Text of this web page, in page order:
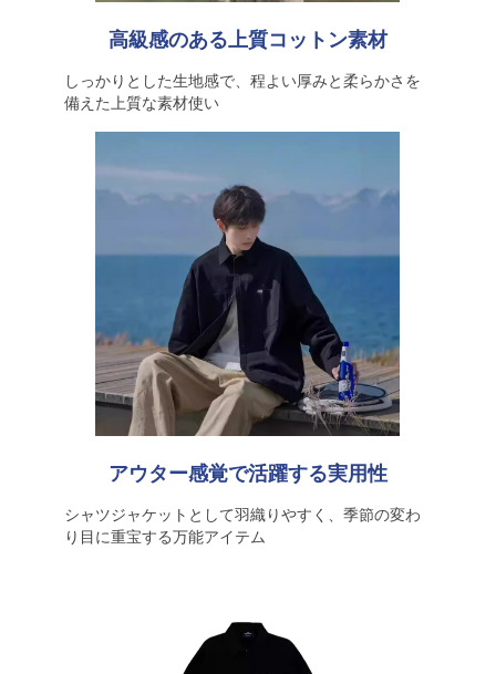
高級感のある上質コットン素材
しっかりとした生地感で、程よい厚みと柔らかさを
備えた上質な素材使い
アウター感覚で活躍する実用性
シャツジャケットとして羽織りやすく、季節の変わ
り目に重宝する万能アイテム